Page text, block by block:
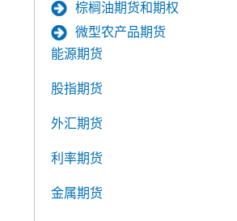
棕榈油期货和期权
微型农产品期货
能源期货
股指期货
外汇期货
利率期货
金属期货